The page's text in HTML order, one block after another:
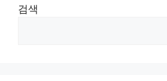
검색